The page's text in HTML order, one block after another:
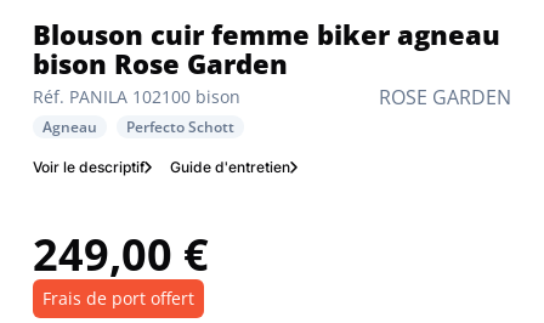
ROSE GARDEN
Réf. PANILA 102100 bison
Blouson cuir femme biker agneau
bison Rose Garden
Agneau Perfecto Schott
Voir le descriptif Guide d'entretien
249,00 €
Frais de port offert